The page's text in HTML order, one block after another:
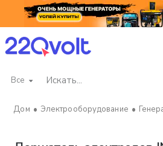
Все
Искать...
Электрооборудование